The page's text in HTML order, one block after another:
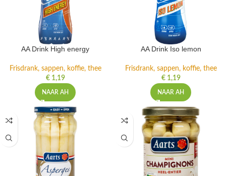
AA Drink High energy
Frisdrank, sappen, koffie, thee
€1,19
NAAR AH
AA Drink Iso lemon
Frisdrank, sappen, koffie, thee
€1,19
NAAR AH